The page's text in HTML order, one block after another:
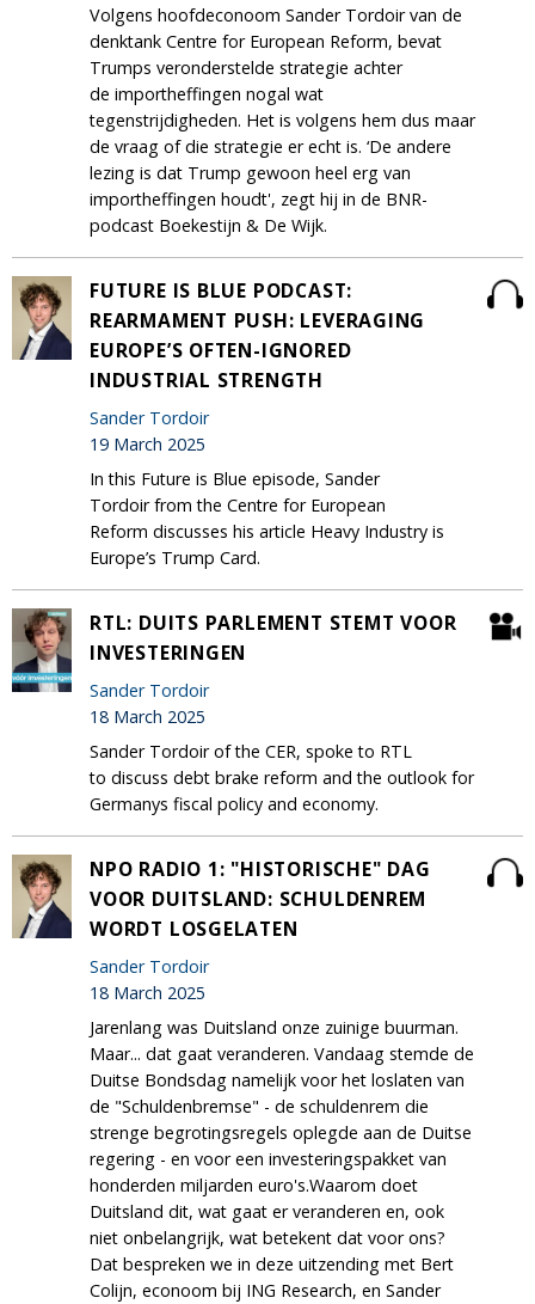
Volgens hoofdeconoom Sander Tordoir van de
denktank Centre for European Reform, bevat
Trumps veronderstelde strategie achter
de importheffingen nogal wat
tegenstrijdigheden. Het is volgens hem dus maar
de vraag of die strategie er echt is. ‘De andere
lezing is dat Trump gewoon heel erg van
importheffingen houdt', zegt hij in de BNR-
podcast Boekestijn & De Wijk.
FUTURE IS BLUE PODCAST:
REARMAMENT PUSH: LEVERAGING
EUROPE’S OFTEN-IGNORED
INDUSTRIAL STRENGTH
Sander Tordoir
19 March 2025
In this Future is Blue episode, Sander
Tordoir from the Centre for European
Reform discusses his article Heavy Industry is
Europe’s Trump Card.
RTL: DUITS PARLEMENT STEMT VOOR
INVESTERINGEN
Sander Tordoir
18 March 2025
Sander Tordoir of the CER, spoke to RTL
to discuss debt brake reform and the outlook for
Germanys fiscal policy and economy.
NPO RADIO 1: "HISTORISCHE" DAG
VOOR DUITSLAND: SCHULDENREM
WORDT LOSGELATEN
Sander Tordoir
18 March 2025
Jarenlang was Duitsland onze zuinige buurman.
Maar... dat gaat veranderen. Vandaag stemde de
Duitse Bondsdag namelijk voor het loslaten van
de "Schuldenbremse" - de schuldenrem die
strenge begrotingsregels oplegde aan de Duitse
regering - en voor een investeringspakket van
honderden miljarden euro's.Waarom doet
Duitsland dit, wat gaat er veranderen en, ook
niet onbelangrijk, wat betekent dat voor ons?
Dat bespreken we in deze uitzending met Bert
Colijn, econoom bij ING Research, en Sander